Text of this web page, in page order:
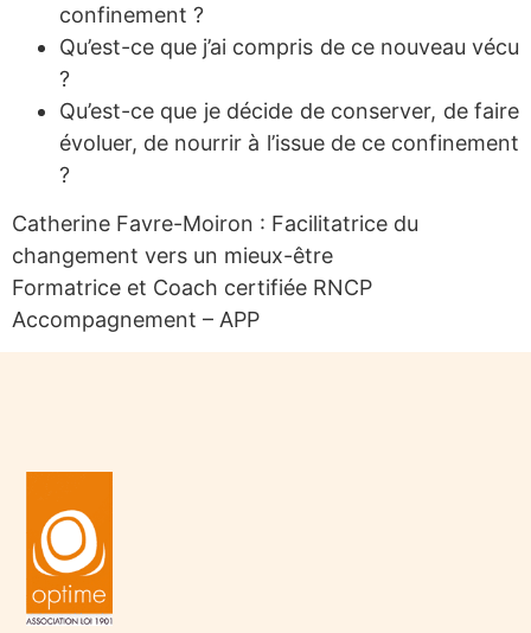
confinement ?
Qu’est-ce que j’ai compris de ce nouveau vécu
?
Qu’est-ce que je décide de conserver, de faire
évoluer, de nourrir à l’issue de ce confinement
?
Catherine Favre-Moiron : Facilitatrice du
changement vers un mieux-être
Formatrice et Coach certifiée RNCP
Accompagnement – APP